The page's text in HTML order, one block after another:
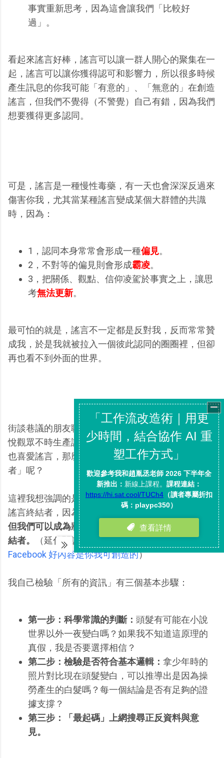
事實重新思考，因為這會讓我們「比較好
過」。
看起來謠言好棒，謠言可以讓一群人開心的聚集在一
起，謠言可以讓你獲得認可和影響力，所以很多時候
產生訊息的你我可能「有意的」、「無意的」在創造
謠言，但我們不覺得（不警覺）自己有錯，因為我們
想要獲得更多認同。
可是，謠言是一種慢性毒藥，有一天也會深深反過來
傷害你我，尤其當某種謠言變成某個大群體的共識
時，因為：
1，認同本身常常會形成一種偏見。
2，不對等的偏見則會形成霸凌。
3，把關係、觀點、信仰凌駕於事實之上，讓思
考無法更新。
最可怕的就是，謠言不一定都是反對我，反而常常贊
成我，於是我就被拉入一個彼此認同的圈圈裡，但卻
再也看不到外面的世界。
街談巷議的朋友聊天中有謠言、電視新聞媒體為了取
悅觀眾不時生產謠言，網路社群為了更多分享與點閱
也喜愛謠言，那麼我們有沒有方法成為「謠言終結
者」呢？
這裡我想強調的是，我們不一定可以成為發現真相的
謠言終結者，因為那可能需要一些專業知識與研究，
但我們可以成為將謠言
在我們這邊「停止傳播」
結者。
（延伸閱讀：
學會臉書「不讚」的方法，
Facebook 好內容是你我可創造的）
我自己檢驗「所有的資訊」有三個基本步驟：
第一步：科學常識的判斷： 頭髮有可能在小說
世界以外一夜變白嗎？如果我不知道這原理的
真假，我是否要選擇相信？
第二步：檢驗是否符合基本邏輯： 拿少年時的
照片對比現在頭髮變白，可以推導出是因為操
勞產生的白髮嗎？每一個結論是否有足夠的證
據支撐？
第三步：「最起碼」上網搜尋正反資料與意
見。